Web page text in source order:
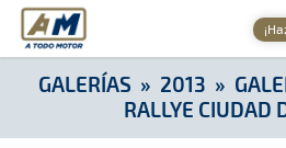
A Todo Motor · Revista del
A Todo Motor
GALERÍAS » 2013 »
RALLYE CIUDAD